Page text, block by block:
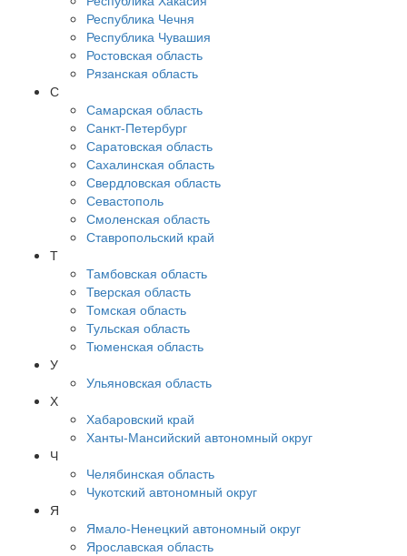
Республика Чечня
Республика Чувашия
Ростовская область
Рязанская область
С
Самарская область
Санкт-Петербург
Саратовская область
Сахалинская область
Свердловская область
Севастополь
Смоленская область
Ставропольский край
Т
Тамбовская область
Тверская область
Томская область
Тульская область
Тюменская область
У
Ульяновская область
Х
Хабаровский край
Ханты-Мансийский автономный округ
Ч
Челябинская область
Чукотский автономный округ
Я
Ямало-Ненецкий автономный округ
Ярославская область